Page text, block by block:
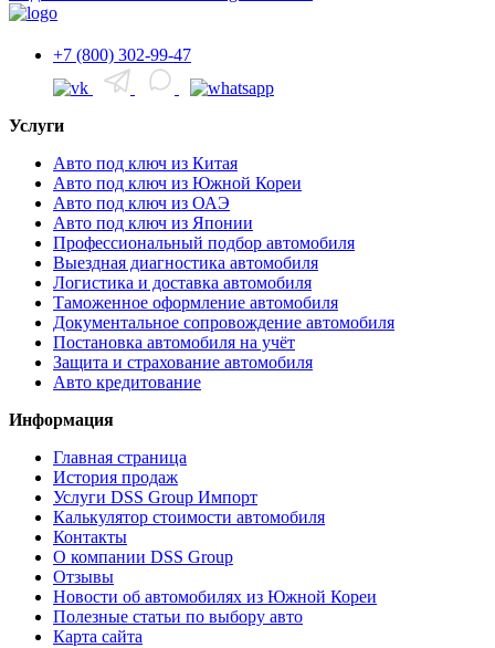
+7 (800) 302-99-47
Услуги
Авто под ключ из Китая
Авто под ключ из Южной Кореи
Авто под ключ из ОАЭ
Авто под ключ из Японии
Профессиональный подбор автомобиля
Выездная диагностика автомобиля
Логистика и доставка автомобиля
Таможенное оформление автомобиля
Документальное сопровождение автомобиля
Постановка автомобиля на учёт
Защита и страхование автомобиля
Авто кредитование
Информация
Главная страница
История продаж
Услуги DSS Group Импорт
Калькулятор стоимости автомобиля
Контакты
О компании DSS Group
Отзывы
Новости об автомобилях из Южной Кореи
Полезные статьи по выбору авто
Карта сайта